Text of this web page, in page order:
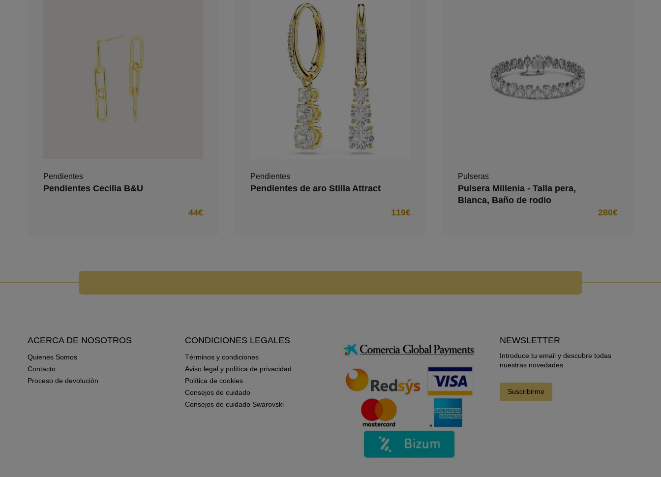
Pendientes
Pendientes Cecilia B&U
44€
Pendientes
Pendientes de aro Stilla Attract
119€
Pulseras
Pulsera Millenia - Talla pera,
Blanca, Baño de rodio
280€
ACERCA DE NOSOTROS
Quienes Somos
Contacto
Proceso de devolución
CONDICIONES LEGALES
Términos y condiciones
Aviso legal y política de privacidad
Política de cookies
Consejos de cuidado
Consejos de cuidado Swarovski
NEWSLETTER
Introduce tu email y descubre todas
nuestras novedades
Suscribirme